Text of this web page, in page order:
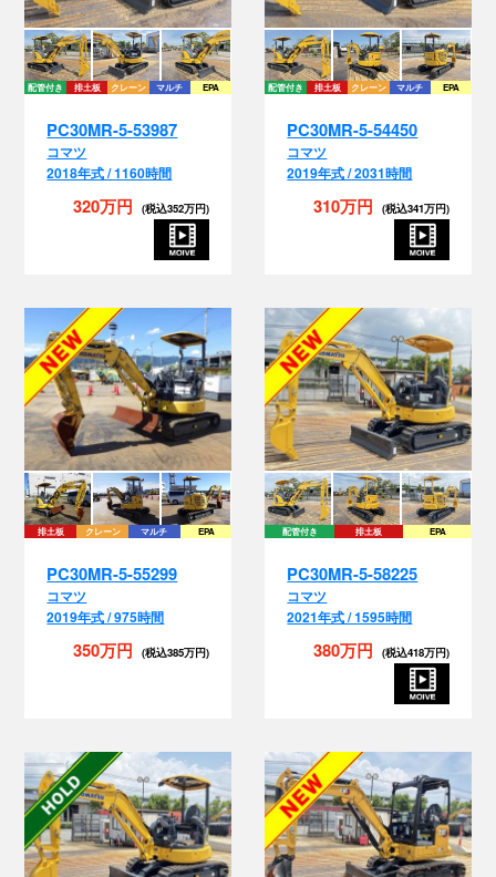
配管付き 排土板 クレーン マルチ EPA
PC30MR-5-53987
コマツ
2018年式 / 1160時間
320万円(税込352万円)
配管付き 排土板 クレーン マルチ EPA
PC30MR-5-54450
コマツ
2019年式 / 2031時間
310万円(税込341万円)
排土板 クレーン マルチ EPA
PC30MR-5-55299
コマツ
2019年式 / 975時間
350万円(税込385万円)
配管付き 排土板 EPA
PC30MR-5-58225
コマツ
2021年式 / 1595時間
380万円(税込418万円)